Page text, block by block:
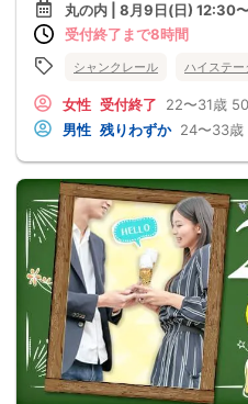
丸の内 | 8月9日(日) 12:30
受付終了まで8時間
シャンクレール ハイステー
女性 受付終了 22〜31歳
男性 残りわずか 24〜33歳